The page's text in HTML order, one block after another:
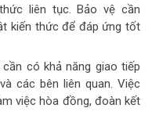
liên tục. Bảo vệ cần
kiến thức để đáp ứng tốt
có khả năng giao tiếp
các bên liên quan. Việc
việc hòa đồng, đoàn kết